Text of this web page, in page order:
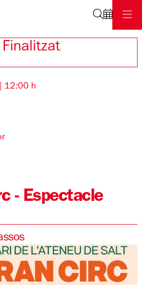
Finalitzat
12:00 h
- Espectacle